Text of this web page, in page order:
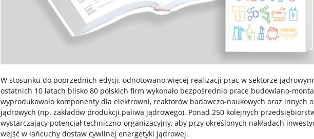
W stosunku do poprzednich edycji, odnotowano więcej realizacji prac w sektorze
ostatnich 10 latach blisko 80 polskich firm wykonało bezpośrednio prace budowlano-
wyprodukowało komponenty dla elektrowni, reaktorów badawczo-naukowych oraz innych
jądrowych (np. zakładów produkcji paliwa jądrowego). Ponad 250 kolejnych
wystarczający potencjał techniczno-organizacyjny, aby przy określonych nakładach
wejść w łańcuchy dostaw cywilnej energetyki jądrowej.